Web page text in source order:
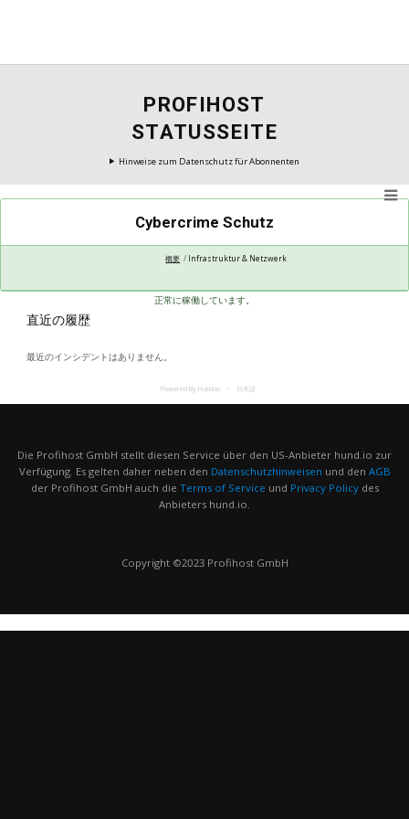
PROFIHOST
STATUSSEITE
Hinweise zum Datenschutz für Abonnenten
Cybercrime Schutz
概要 Infrastruktur & Netzwerk
正常に稼働しています。
直近の履歴
最近のインシデントはありません。
Powered By Hund.io 日本語
Die Profihost GmbH stellt diesen Service über den US-Anbieter hund.io zur
Verfügung. Es gelten daher neben den Datenschutzhinweisen und den AGB
der Profihost GmbH auch die Terms of Service und Privacy Policydes
Anbieters hund.io.
Copyright ©2023 Profihost GmbH